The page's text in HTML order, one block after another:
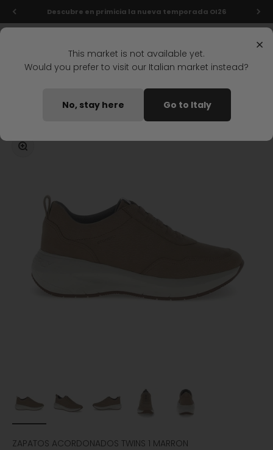
Ir al contenidoDescubre en primicia la nueva temporada OI26
Home ZAPATOS ACORDONADOS TWINS 1 MARRON
Zoom
ZAPATOS ACORDONADOS TWINS 1 MARRON
×
This market is not available yet.
Would you prefer to visit our Italian market instead?
No, stay here Go to Italy